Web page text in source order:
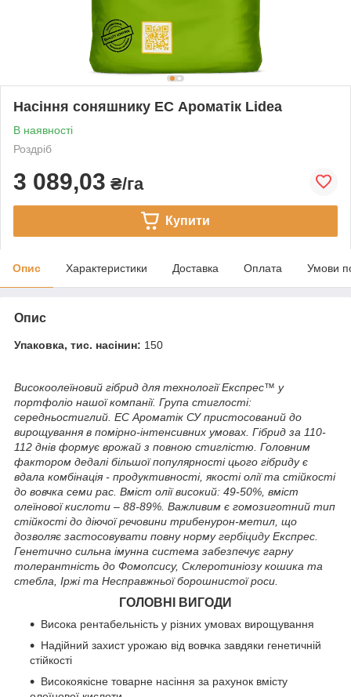
Насіння соняшнику ЕС Ароматік Lidea
В наявності
Роздріб
3 089,03 ₴/га
Купити
Опис Характеристики Доставка Оплата Умови
Опис
Упаковка, тис. насінин: 150
Високоолеїновий гібрид для технології Експрес™ у
портфоліо нашої компанії. Група стиглості:
середньостиглий. ЕС Ароматік СУ пристосований до
вирощування в помірно-інтенсивних умовах. Гібрид за 110-
112 днів формує врожай з повною стиглістю. Головним
фактором дедалі більшої популярності цього гібриду є
вдала комбінація - продуктивності, якості олії та стійкості
до вовчка семи рас. Вміст олії високий: 49-50%, вміст
олеїнової кислоти – 88-89%. Важливим є гомозиготний тип
стійкості до діючої речовини трибенурон-метил, що
дозволяє застосовувати повну нормугербіцидуЕкспрес.
Генетично сильна імунна система забезпечує гарну
толерантність до Фомопсису, Склеротиніозу кошика та
стебла, Іржі та Несправжньої борошнистої роси.
ГОЛОВНІ ВИГОДИ
Висока рентабельність у різних умовах вирощування
Надійний захист урожаю від вовчка завдяки генетичній
стійкості
Високоякісне товарне насіння за рахунок вмісту